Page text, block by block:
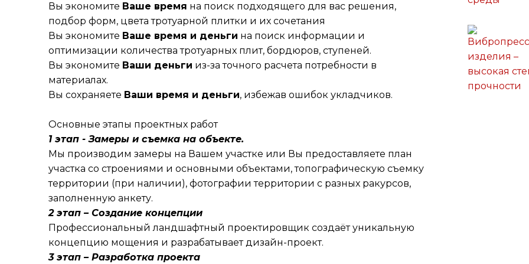
Вы экономите Ваше время на поиск подходящего для вас решения,
подбор форм, цвета тротуарной плитки и их сочетания
Вы экономите Ваше время и деньги на поиск информации и
оптимизации количества тротуарных плит, бордюров, ступеней.
Вы экономите Ваши деньги из-за точного расчета потребности в
материалах.
Вы сохраняете Ваши время и деньги, избежав ошибок укладчиков.
Основные этапы проектных работ
1 этап - Замеры и съемка на объекте.
Мы производим замеры на Вашем участке или Вы предоставляете план
участка со строениями и основными объектами, топографическую съемку
территории (при наличии), фотографии территории с разных ракурсов,
заполненную анкету.
2 этап – Создание концепции
Профессиональный ландшафтный проектировщик создаёт уникальную
концепцию мощения и разрабатывает дизайн-проект.
3 этап – Разработка проекта